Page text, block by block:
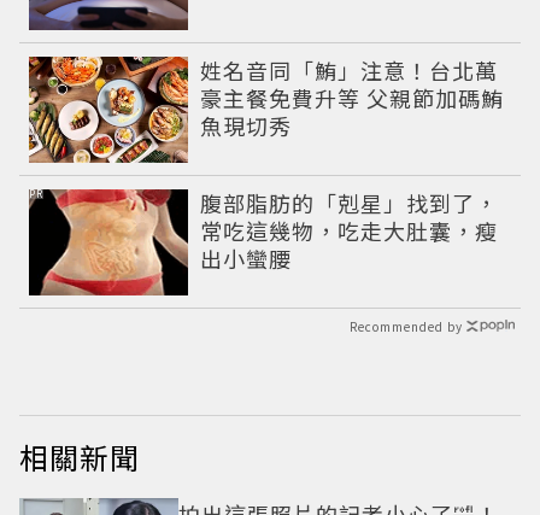
姓名音同「鮪」注意！台北萬
豪主餐免費升等 父親節加碼鮪
魚現切秀
腹部脂肪的「剋星」找到了，
常吃這幾物，吃走大肚囊，瘦
出小蠻腰
PR
Recommended by
相關新聞